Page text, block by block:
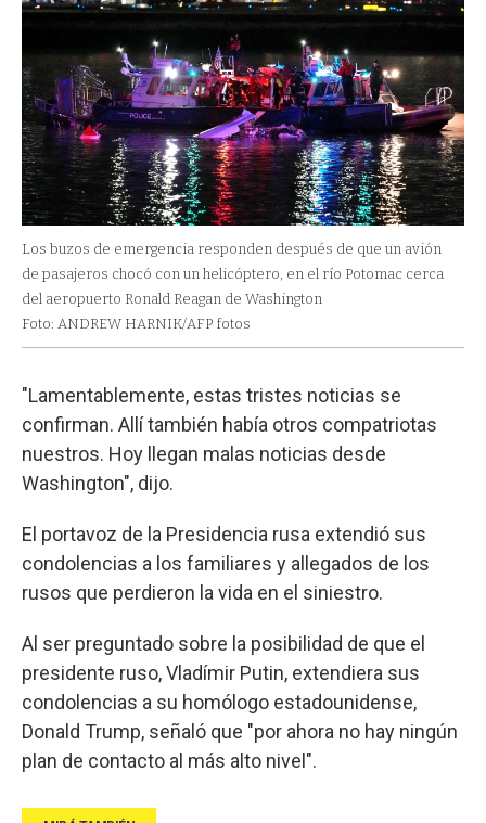
Los buzos de emergencia responden después de que un avión
de pasajeros chocó con un helicóptero, en el río Potomac cerca
del aeropuerto Ronald Reagan de Washington
Foto: ANDREW HARNIK/AFP fotos
"Lamentablemente, estas tristes noticias se
confirman. Allí también había otros compatriotas
nuestros. Hoy llegan malas noticias desde
Washington", dijo.
El portavoz de la Presidencia rusa extendió sus
condolencias a los familiares y allegados de los
rusos que perdieron la vida en el siniestro.
Al ser preguntado sobre la posibilidad de que el
presidente ruso, Vladímir Putin, extendiera sus
condolencias a su homólogo estadounidense,
Donald Trump, señaló que "por ahora no hay ningún
plan de contacto al más alto nivel".